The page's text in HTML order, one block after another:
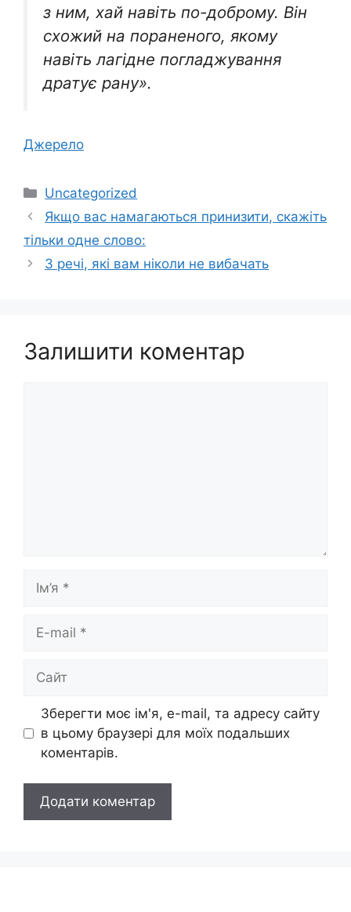
з ним, хай навіть по-доброму. Він
схожий на пораненого, якому
навіть лагідне погладжування
дратує рану».
Джерело
Категорії
Uncategorized
Якщо вас намагаються принизити, скажіть
тільки одне слово:
3 речі, які вам ніколи не вибачать
Залишити коментар
Ім’я
Сайт
Зберегти моє ім'я, e-mail, та адресу сайту
в цьому браузері для моїх подальших
коментарів.